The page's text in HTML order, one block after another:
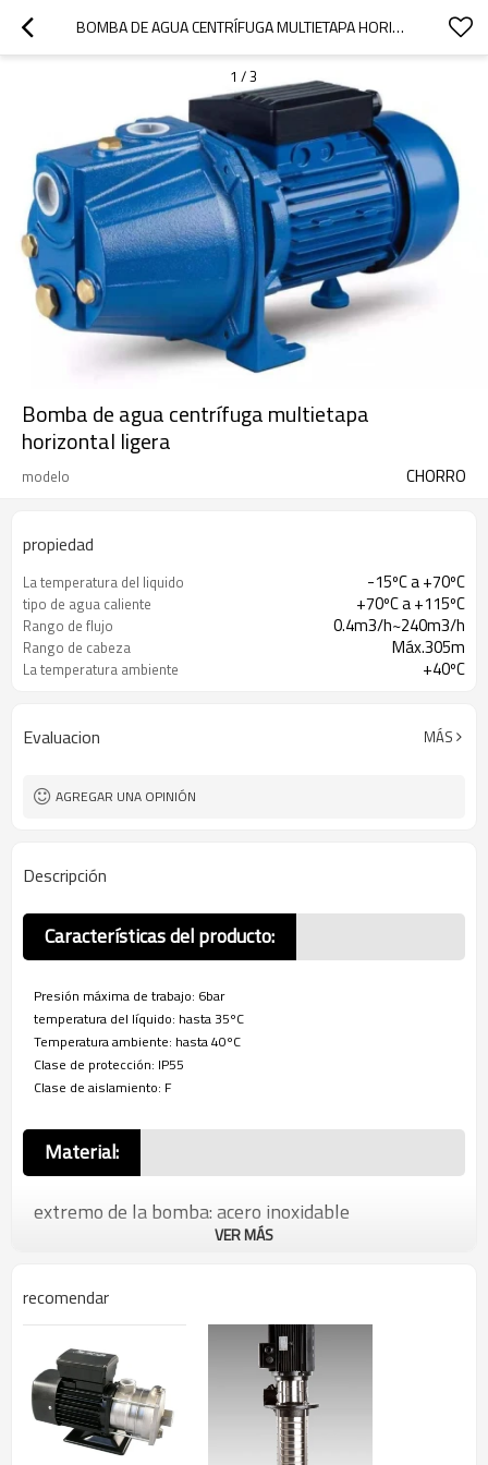
BOMBA DE AGUA CENTRÍFUGA MULTIETAPA HORIZONTAL LIGERA
1 /3
Bomba de agua centrífuga multietapa
horizontal ligera
modelo CHORRO
propiedad
La temperatura del liquido -15ºC a +70ºC
tipo de agua caliente +70ºC a +115ºC
Rango de flujo 0.4m3/h~240m3/h
Rango de cabeza Máx.305m
La temperatura ambiente +40ºC
Evaluacion MÁS
AGREGAR UNA OPINIÓN
Descripción
Características del producto:
Presión máxima de trabajo: 6bar
temperatura del líquido: hasta 35ºC
Temperatura ambiente: hasta 40ºC
Clase de protección: IP55
Clase de aislamiento: F
Material:
extremo de la bomba: acero inoxidable
VER MÁS
recomendar